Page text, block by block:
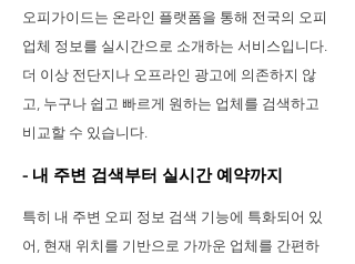
오피가이드는 온라인 플랫폼을 통해 전국의 오피
업체 정보를 실시간으로 소개하는 서비스입니다.
더 이상 전단지나 오프라인 광고에 의존하지 않
고, 누구나 쉽고 빠르게 원하는 업체를 검색하고
비교할 수 있습니다.
- 내 주변 검색부터 실시간 예약까지
특히 내 주변 오피 정보 검색 기능에 특화되어 있
어, 현재 위치를 기반으로 가까운 업체를 간편하